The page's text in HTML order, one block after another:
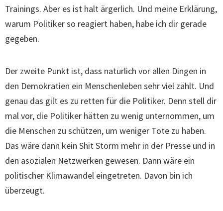
Trainings. Aber es ist halt ärgerlich. Und meine Erklärung,
warum Politiker so reagiert haben, habe ich dir gerade
gegeben.
Der zweite Punkt ist, dass natürlich vor allen Dingen in
den Demokratien ein Menschenleben sehr viel zählt. Und
genau das gilt es zu retten für die Politiker. Denn stell dir
mal vor, die Politiker hätten zu wenig unternommen, um
die Menschen zu schützen, um weniger Tote zu haben.
Das wäre dann kein Shit Storm mehr in der Presse und in
den asozialen Netzwerken gewesen. Dann wäre ein
politischer Klimawandel eingetreten. Davon bin ich
überzeugt.